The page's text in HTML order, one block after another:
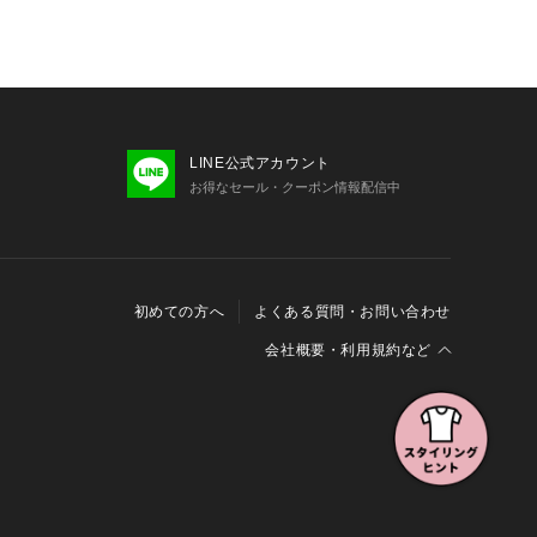
LINE公式アカウント
お得なセール・クーポン情報配信中
初めての方へ よくある質問・お問い合わせ
会社概要・利用規約など
特定商取引に関する法律に基づく表示
Cookieおよびアクセスログについて
三井不動産グループ ソーシャルメディアガイドライン